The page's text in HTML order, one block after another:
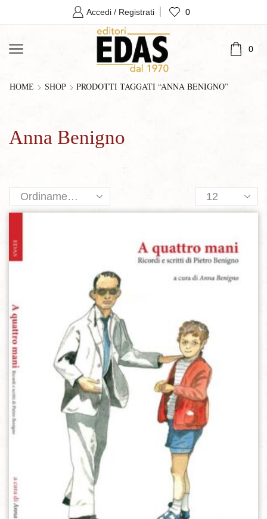
Accedi / Registrati 0
0
HOME SHOP PRODOTTI TAGGATI “ANNA BENIGNO”
Anna Benigno
Products
per
Aggiungi alla lista dei desideri